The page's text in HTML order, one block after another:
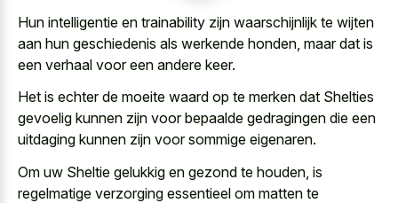
Hun intelligentie en trainability zijn waarschijnlijk te wijten
aan hun geschiedenis als werkende honden, maar dat is
een verhaal voor een andere keer.
Het is echter de moeite waard op te merken dat Shelties
gevoelig kunnen zijn voor bepaalde gedragingen die een
uitdaging kunnen zijn voor sommige eigenaren.
Om uw Sheltie gelukkig en gezond te houden, is
regelmatige verzorging essentieel om matten te